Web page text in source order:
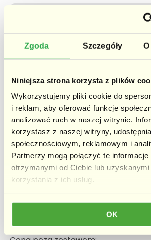
Zgoda Szczegóły
Niniejsza strona korzysta z plików
Wykorzystujemy pliki cookie do
i reklam, aby oferować funkcje
analizować ruch w naszej witrynie.
korzystasz z naszej witryny,
społecznościowym, reklamowym i
Partnerzy mogą połączyć te
otrzymanymi od Ciebie lub uzyskanymi
korzystania z ich usług.
OK
Darmowa dostawa w 48h
30 dni na zwrot
2 lata gwarancji
Zestaw promocyjny:
Zestaw
BlendyGo
Zestaw 6
Cena za zestaw: